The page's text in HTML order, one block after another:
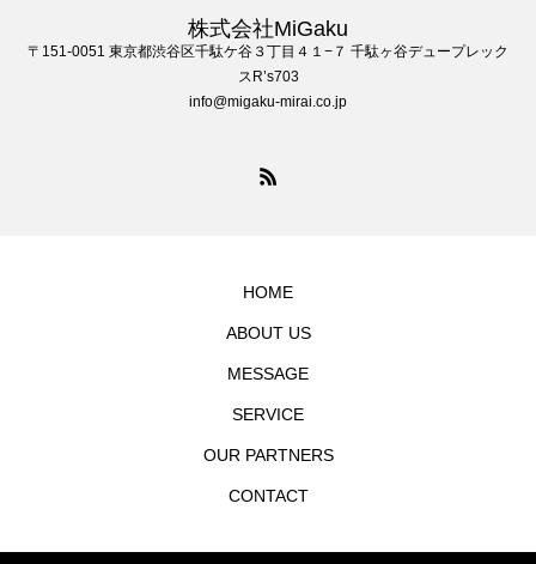
株式会社MiGaku
〒151-0051 東京都渋谷区千駄ケ谷３丁目４１−７ 千駄ヶ谷デュープレック
スR’s703
info@migaku-mirai.co.jp
HOME
ABOUT US
MESSAGE
SERVICE
OUR PARTNERS
CONTACT